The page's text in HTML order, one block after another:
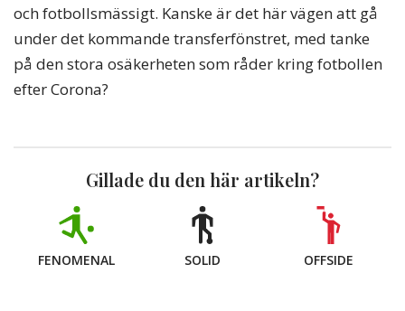
och fotbollsmässigt. Kanske är det här vägen att gå
under det kommande transferfönstret, med tanke
på den stora osäkerheten som råder kring fotbollen
efter Corona?
Gillade du den här artikeln?
FENOMENAL SOLID OFFSIDE